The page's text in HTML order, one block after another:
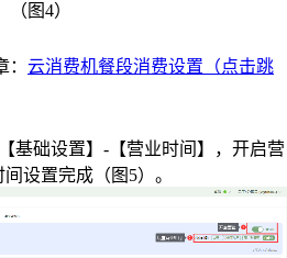
（图4）
云消费机餐段消费设置（点击跳
基础设置】-【营业时间】，开启营
设置完成（图5）。